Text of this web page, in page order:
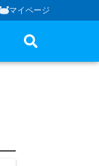
マイページ